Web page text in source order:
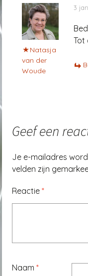
Natasja
van der
Woude
3
Tot
Geef een
Je e-mailadres
velden zijn
Reactie*
Naam*